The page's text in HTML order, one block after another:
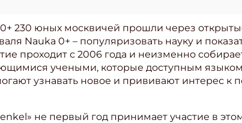
230 юных москвичей прошли через
Nauka 0+ – популяризовать науку и
проходит с 2006 года и неизменно
учеными, которые доступным
узнавать новое и прививают интерес
не первый год принимает участие в